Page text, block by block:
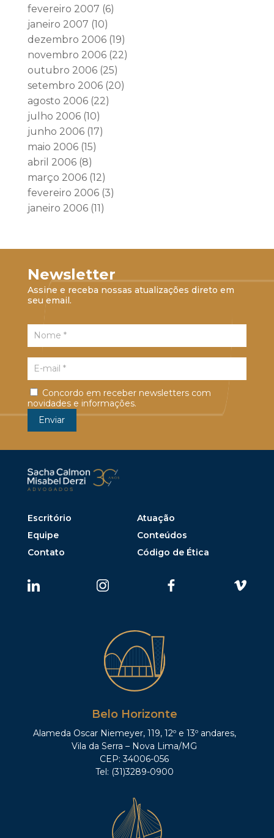
fevereiro 2007 (6)
janeiro 2007 (10)
dezembro 2006(19)
novembro 2006(22)
outubro 2006(25)
setembro 2006(20)
agosto 2006(22)
julho 2006(10)
junho 2006(17)
maio 2006(15)
abril 2006(8)
março 2006(12)
fevereiro 2006(3)
janeiro 2006(11)
Newsletter
Assine e receba nossas atualizações direto em
seu email.
Concordo em receber newsletters com
novidades e informações.
Escritório
Atuação
Equipe
Conteúdos
Contato
Código de Ética
Belo Horizonte
Alameda Oscar Niemeyer, 119, 12º e 13º andares,
Vila da Serra – Nova Lima/MG
CEP: 34006-056
Tel: (31)3289-0900